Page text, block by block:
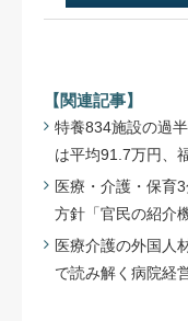
【関連記事】
特養834施設の過
は平均91.7万円、
医療・介護・保育
方針「官民の紹介
医療介護の外国人
で読み解く病院経